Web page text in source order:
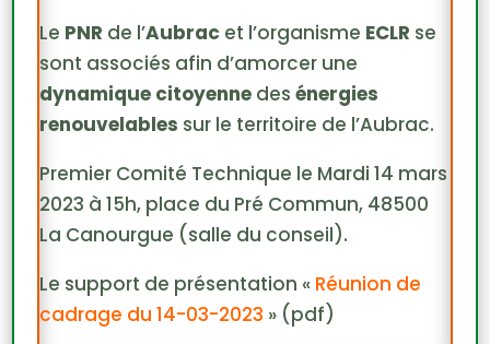
Le PNR de l’Aubrac et l’organisme ECLR se
sont associés afin d’amorcer une
dynamique citoyenne desénergies
renouvelables sur le territoire de l’Aubrac.
Premier Comité Technique le Mardi 14 mars
2023 à 15h, place du Pré Commun, 48500
La Canourgue (salle du conseil).
Le support de présentation « Réunion de
cadrage du 14-03-2023 » (pdf)